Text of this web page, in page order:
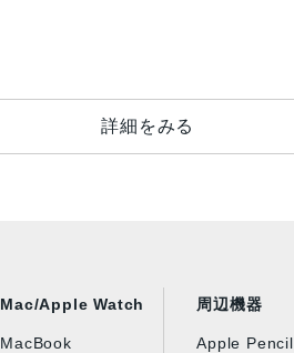
詳細をみる
Mac/Apple Watch
MacBook
周辺機器
Apple Pencil